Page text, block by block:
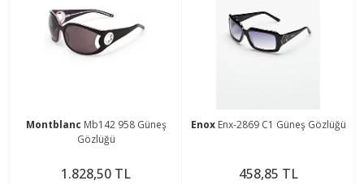
Montblanc Mb142 958 Güneş
Gözlüğü
1.828,50 TL
Enox Enx-2869 C1 Güneş Gözlüğü
458,85 TL